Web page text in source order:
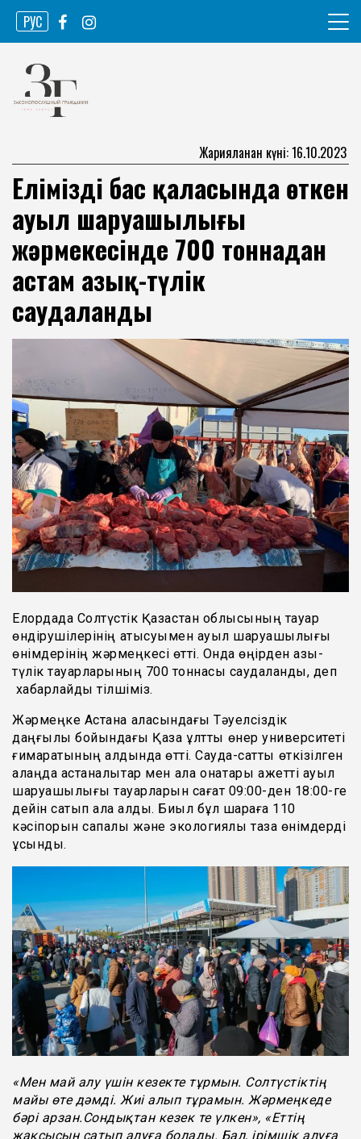
Skip
content
РУС
Законопослушный гражданин
Жарияланған күні: 16.10.2023
Еліміздің бас қаласында өткен
ауыл шаруашылығы
жәрмеңкесінде 700 тоннадан
астам азық-түлік
саудаланды
Елордада Солтүстік Қазақстан облысының тауар
өндірушілерінің қатысуымен ауыл шаруашылығы
өнімдерінің жәрмеңкесі өтті. Онда өңірден азық-
түлік тауарларының 700 тоннасы саудаланды, деп
хабарлайды тілшіміз.
Жәрмеңке Астана қаласындағы Тәуелсіздік
даңғылы бойындағы Қазақ ұлттық өнер университеті
ғимаратының алдында өтті. Сауда-саттық өткізілген
алаңда астаналықтар мен қала қонақтары қажетті ауыл
шаруашылығы тауарларын сағат 09:00-ден 18:00-ге
дейін сатып ала алды. Биыл бұл шараға 110
кәсіпорын сапалы және экологиялық таза өнімдерді
ұсынды.
«Мен май алу үшін кезекте тұрмын. Солтүстіктің
майы өте дәмді. Жиі алып тұрамын. Жәрмеңкеде
бәрі арзан.Сондықтан кезек те үлкен», «Еттің
жақсысын сатып алуға болады. Бал, ірімшік алуға